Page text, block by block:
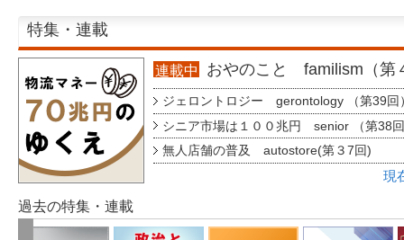
特集・連載
連載中 おやのこと familism（第
ジェロントロジー gerontology （第39回
シニア市場は１００兆円 senior （第38
無人店舗の普及 autostore(第３7回)
現
過去の特集・連載